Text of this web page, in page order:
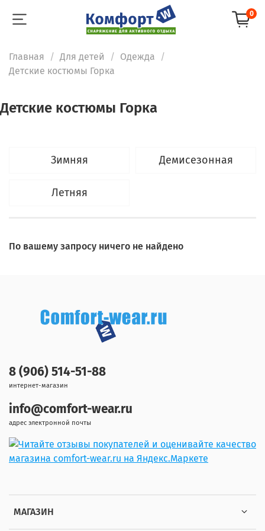
0
Главная Для детей
Одежда
Детские костюмы Горка
Детские костюмы Горка
Зимняя Демисезонная
Летняя
По вашему запросу ничего не найдено
МАГАЗИН
8 (906) 514-51-88
интернет-магазин
info@comfort-wear.ru
адрес электронной почты